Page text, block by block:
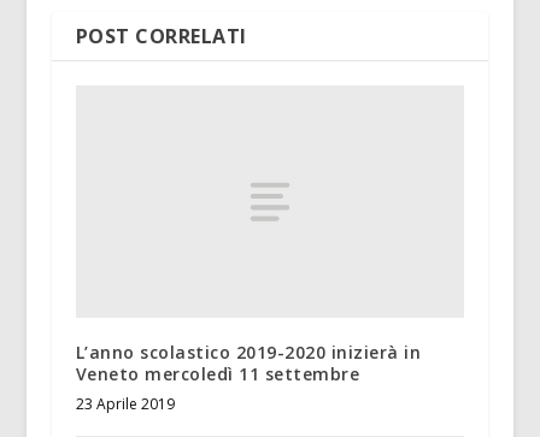
POST CORRELATI
L’anno scolastico 2019-2020 inizierà in
Veneto mercoledì 11 settembre
23 Aprile 2019